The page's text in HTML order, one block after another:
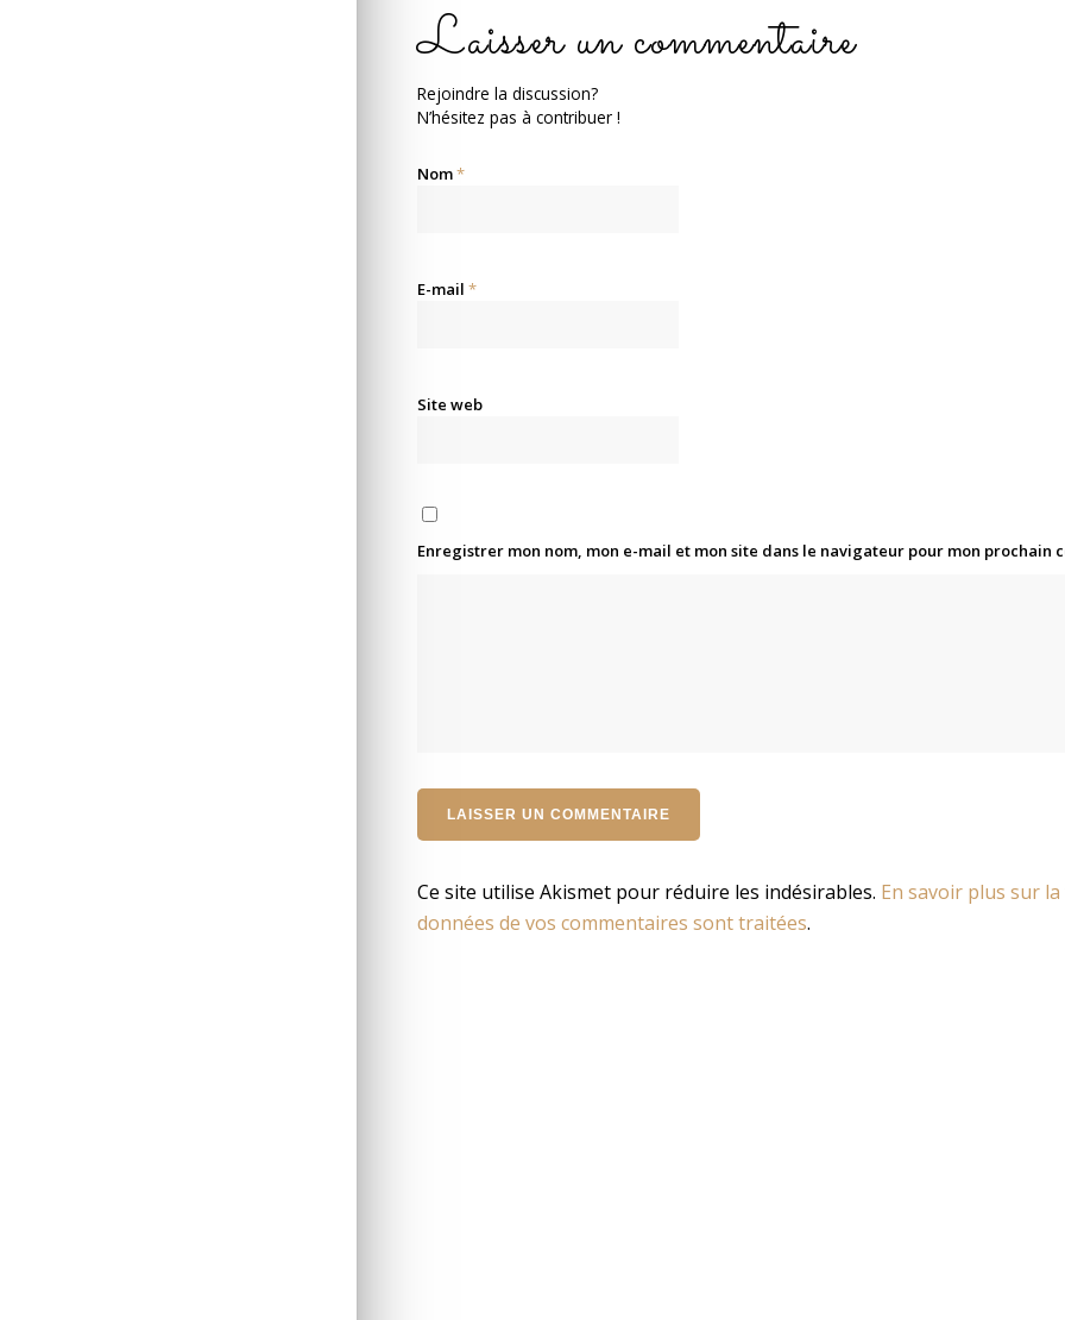
Laisser un commentaire
Rejoindre la discussion?
N’hésitez pas à contribuer !
Nom*
E-mail *
Site web
Enregistrer mon nom, mon e-mail et mon site dans le navigateur pour mon prochain
Ce site utilise Akismet pour réduire les indésirables. En savoir plus sur
données de vos commentaires sont traitées.